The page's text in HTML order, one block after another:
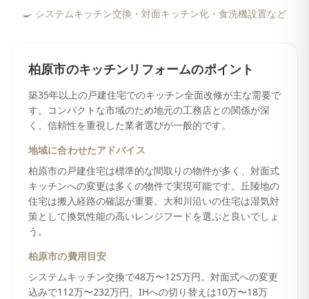
🍳 システムキッチン交換・対面キッチン化・食洗機設置など
柏原市のキッチンリフォームのポイント
築35年以上の戸建住宅でのキッチン全面改修が主な需要で
す。コンパクトな市域のため地元の工務店との関係が深
く、信頼性を重視した業者選びが一般的です。
地域に合わせたアドバイス
柏原市の戸建住宅は標準的な間取りの物件が多く、対面式
キッチンへの変更は多くの物件で実現可能です。丘陵地の
住宅は搬入経路の確認が重要。大和川沿いの住宅は湿気対
策として換気性能の高いレンジフードを選ぶと良いでしょ
う。
柏原市の費用目安
システムキッチン交換で48万〜125万円。対面式への変更
込みで112万〜232万円。IHへの切り替えは10万〜18万